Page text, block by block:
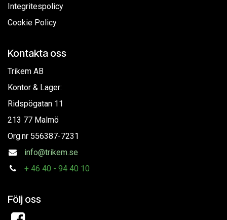
Integritespolicy
Cookie Policy
Kontakta oss
Trikem AB
Kontor & Lager:
Ridspögatan 11
213 77 Malmö
Org.nr 556387-7231
info@trikem.se
+ 46 40 - 94 40 10
Följ oss